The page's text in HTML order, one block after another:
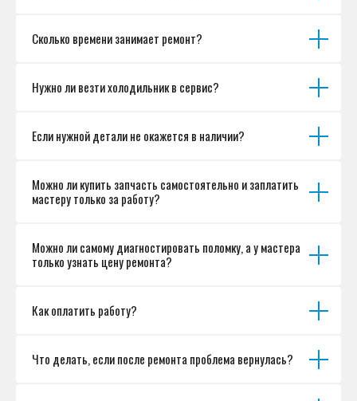
Сколько времени занимает ремонт?
Нужно ли везти холодильник в сервис?
Если нужной детали не окажется в наличии?
Можно ли купить запчасть самостоятельно и заплатить
мастеру только за работу?
Можно ли самому диагностировать поломку, а у мастера
только узнать цену ремонта?
Как оплатить работу?
Что делать, если после ремонта проблема вернулась?